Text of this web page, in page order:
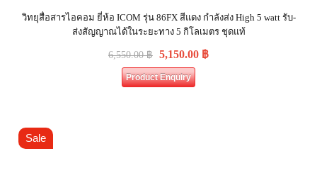
วิทยุสื่อสารไอคอม ยี่ห้อ ICOM รุ่น 86FX สีแดง กำลังส่ง High 5 watt รับ-
ส่งสัญญาณได้ในระยะทาง 5 กิโลเมตร ชุดแท้
6,550.00฿ 5,150.00 ฿
Product Enquiry
Sale